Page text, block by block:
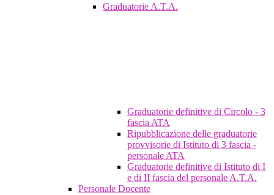
Graduatorie A.T.A.
Graduatorie definitive di Circolo - 3
fascia ATA
Ripubblicazione delle graduatorie
provvisorie di Istituto di 3 fascia -
personale ATA
Graduatorie definitive di Istituto di I
e di II fascia del personale A.T.A.
Personale Docente